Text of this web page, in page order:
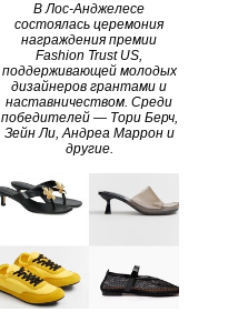
В Лос-Анджелесе
состоялась церемония
награждения премии
Fashion Trust US,
поддерживающей молодых
дизайнеров грантами и
наставничеством. Среди
победителей — Тори Берч,
Зейн Ли, Андреа Маррон и
другие.